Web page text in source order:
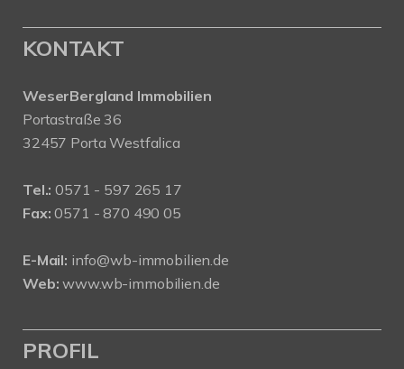
KONTAKT
WeserBergland Immobilien
Portastraße 36
32457 Porta Westfalica
Tel.: 0571 - 597 265 17
Fax: 0571 - 870 490 05
E-Mail: info@wb-immobilien.de
Web: www.wb-immobilien.de
PROFIL